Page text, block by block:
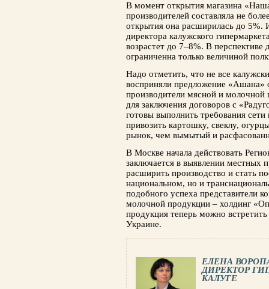
В момент открытия магазина
производителей составляла не
открытия она расширилась до
директора калужского
возрастет до 7–8%. В
ограниченна только величиной
Надо отметить, что не все
восприняли предложение «Ашана»
производители мясной и молочной
для заключения договоров с
готовы выполнить требования
привозить картошку, свеклу,
рынок, чем вымытый и
В Москве начала действовать
заключается в выявлении местных
расширить производство и стать
национальном, но и
подобного успеха представители
молочной продукции – холдинг
продукция теперь можно
Украине.
ЕЛЕНА
ДИРЕКТОР
КАЛУГЕ